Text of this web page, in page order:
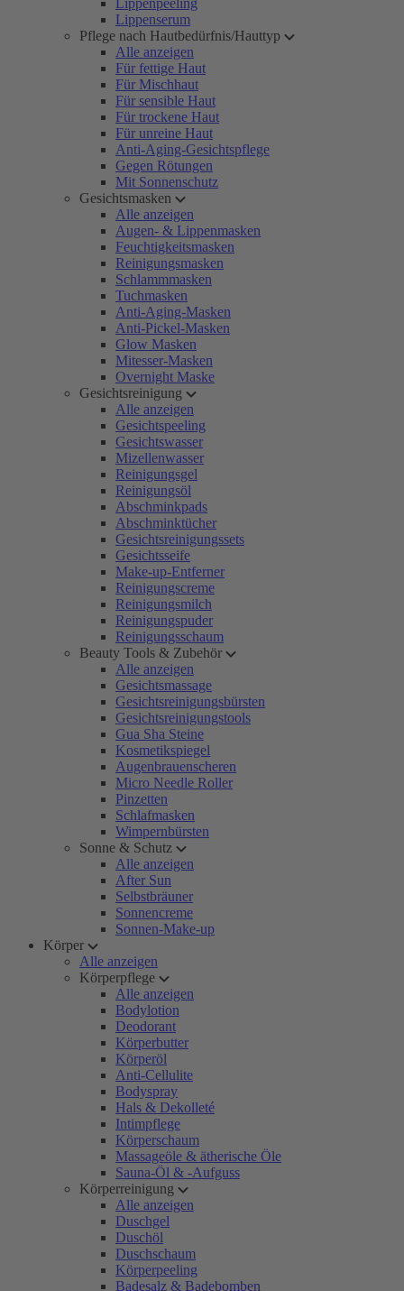
Lippenpeeling
Lippenserum
Pflege nach Hautbedürfnis/Hauttyp
Alle anzeigen
Für fettige Haut
Für Mischhaut
Für sensible Haut
Für trockene Haut
Für unreine Haut
Anti-Aging-Gesichtspflege
Gegen Rötungen
Mit Sonnenschutz
Gesichtsmasken
Alle anzeigen
Augen- & Lippenmasken
Feuchtigkeitsmasken
Reinigungsmasken
Schlammmasken
Tuchmasken
Anti-Aging-Masken
Anti-Pickel-Masken
Glow Masken
Mitesser-Masken
Overnight Maske
Gesichtsreinigung
Alle anzeigen
Gesichtspeeling
Gesichtswasser
Mizellenwasser
Reinigungsgel
Reinigungsöl
Abschminkpads
Abschminktücher
Gesichtsreinigungssets
Gesichtsseife
Make-up-Entferner
Reinigungscreme
Reinigungsmilch
Reinigungspuder
Reinigungsschaum
Beauty Tools & Zubehör
Alle anzeigen
Gesichtsmassage
Gesichtsreinigungsbürsten
Gesichtsreinigungstools
Gua Sha Steine
Kosmetikspiegel
Augenbrauenscheren
Micro Needle Roller
Pinzetten
Schlafmasken
Wimpernbürsten
Sonne & Schutz
Alle anzeigen
After Sun
Selbstbräuner
Sonnencreme
Sonnen-Make-up
Körper
Alle anzeigen
Körperpflege
Alle anzeigen
Bodylotion
Deodorant
Körperbutter
Körperöl
Anti-Cellulite
Bodyspray
Hals & Dekolleté
Intimpflege
Körperschaum
Massageöle & ätherische Öle
Sauna-Öl & -Aufguss
Körperreinigung
Alle anzeigen
Duschgel
Duschöl
Duschschaum
Körperpeeling
Badesalz & Badebomben